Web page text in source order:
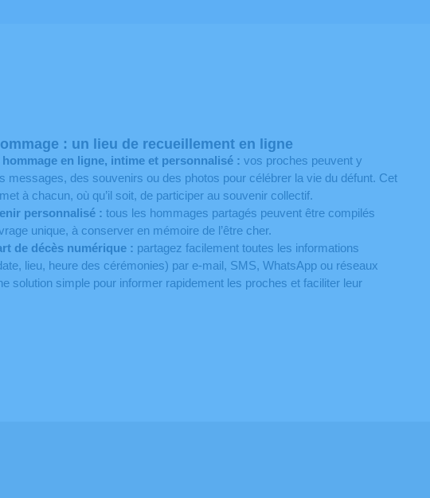
: un lieu de recueillement en ligne
hommage en ligne, intime et personnalisé : vos proches peuvent y
messages, des souvenirs ou des photos pour célébrer la vie du défunt. Cet
à chacun, où qu’il soit, de participer au souvenir collectif.
personnalisé : tous les hommages partagés peuvent être compilés
unique, à conserver en mémoire de l’être cher.
de décès numérique : partagez facilement toutes les informations
lieu, heure des cérémonies) par e-mail, SMS, WhatsApp ou réseaux
solution simple pour informer rapidement les proches et faciliter leur